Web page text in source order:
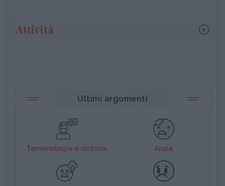
Attività
Ultimi argomenti
Terminologia e dintorni Ansia